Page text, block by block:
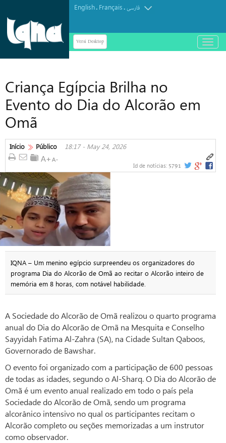
English. Français.فارسی
Versi Desktop
باز
و
Criança Egípcia Brilha no
Evento do Dia do Alcorão em
Omã
Início Público 18:17 - May 24, 2026
Id de notícias: 5791
IQNA – Um menino egípcio surpreendeu os organizadores do
programa Dia do Alcorão de Omã ao recitar o Alcorão inteiro de
memória em 8 horas, com notável habilidade.
A Sociedade do Alcorão de Omã realizou o quarto programa
anual do Dia do Alcorão de Omã na Mesquita e Conselho
Sayyidah Fatima Al-Zahra (SA), na Cidade Sultan Qaboos,
Governorado de Bawshar.
O evento foi organizado com a participação de 600 pessoas
de todas as idades, segundo o Al-Sharq. O Dia do Alcorão de
Omã é um evento anual realizado em todo o país pela
Sociedade do Alcorão de Omã, sendo um programa
alcorânico intensivo no qual os participantes recitam o
Alcorão completo ou seções memorizadas a um instrutor
como observador.